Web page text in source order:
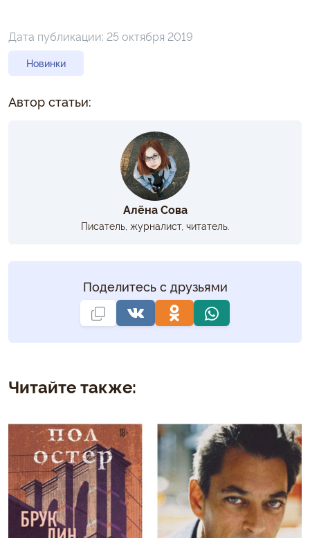
Дата публикации: 25 октября 2019
Новинки
Автор статьи:
Алёна Сова
Писатель, журналист, читатель.
Поделитесь с друзьями
Читайте также: